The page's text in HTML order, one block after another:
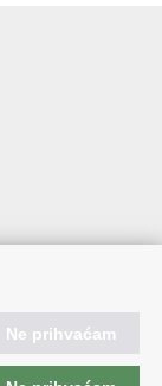
Ne prihvaćam